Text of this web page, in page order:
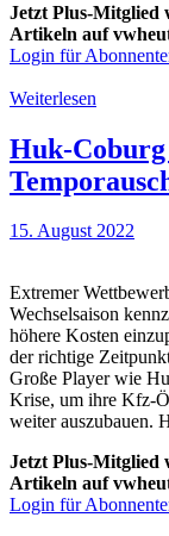
Jetzt Plus-Mitglied
Artikeln auf
Login für
Weiterlesen
Huk-
15. August 2022
Extremer
Wechselsaison
höhere Kosten
der richtige
Große Player wie
Krise, um ihre Kfz-
weiter auszubauen.
Jetzt Plus-Mitglied
Artikeln auf
Login für